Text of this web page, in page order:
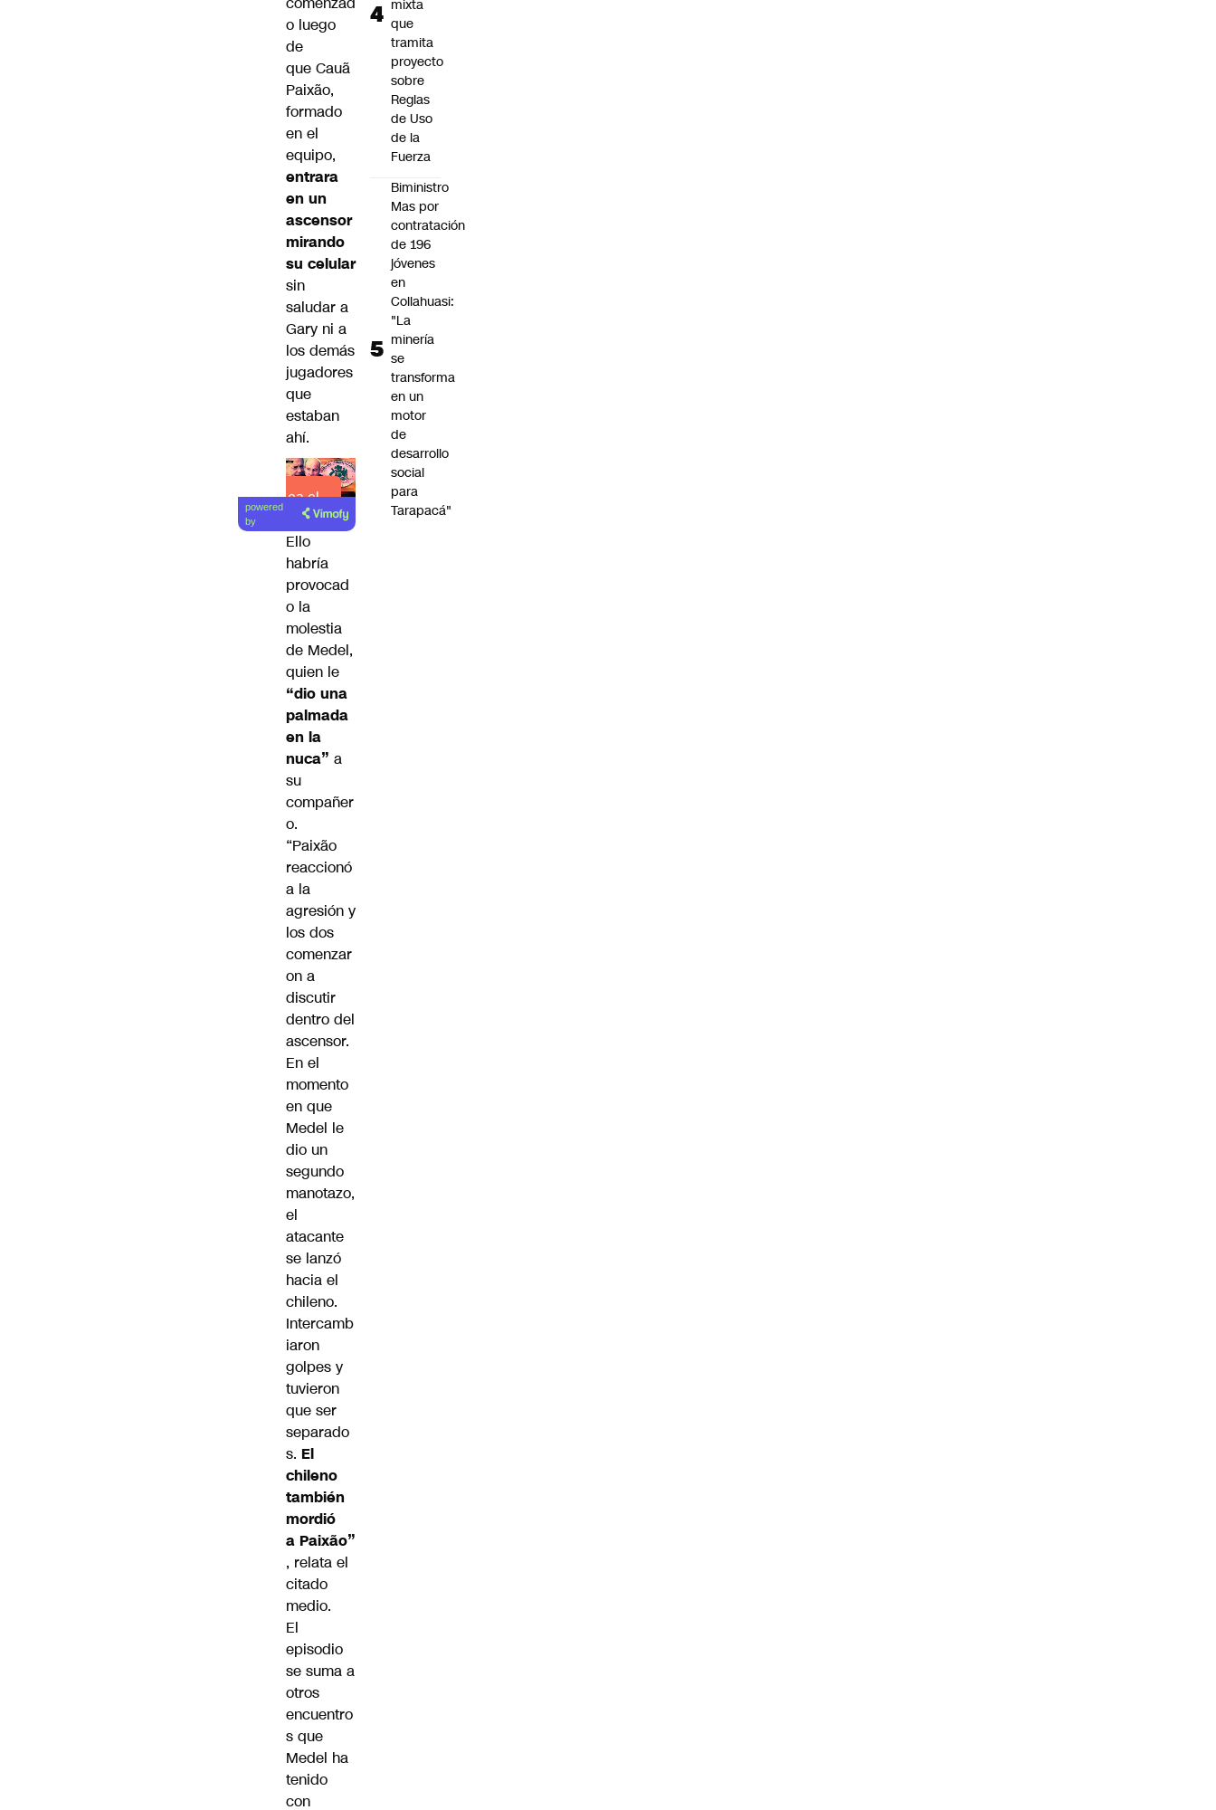
o luego
de
que Cauã
Paixão,
formado
en el
equipo,
entrara
en un
ascensor
mirando
su celular
sin
saludar a
Gary ni a
los demás
jugadores
que
estaban
ahí.
Lea el
artículo
powered
by
Ello
habría
provocad
o la
molestia
de Medel,
quien le
“dio una
palmada
en la
nuca” a
su
compañer
o.
“Paixão
reaccionó
a la
agresión y
los dos
comenzar
on a
discutir
dentro del
ascensor.
En el
momento
en que
Medel le
dio un
segundo
manotazo,
el
atacante
se lanzó
hacia el
chileno.
Intercamb
iaron
golpes y
tuvieron
que ser
separado
s. El
chileno
también
mordió
a Paixão”
, relata el
citado
medio.
El
episodio
se suma a
otros
encuentro
s que
Medel ha
tenido
con
mixta
que
tramita
proyecto
sobre
Reglas
de Uso
de la
Fuerza
Biministro
Mas por
contratación
de 196
jóvenes
en
Collahuasi:
"La
minería
se
transforma
en un
motor
de
desarrollo
social
para
Tarapacá"